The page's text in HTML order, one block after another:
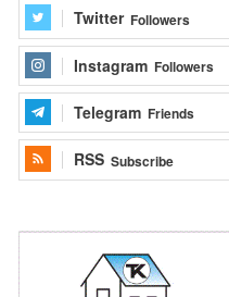
Twitter Followers
Instagram Followers
Telegram Friends
RSS Subscribe